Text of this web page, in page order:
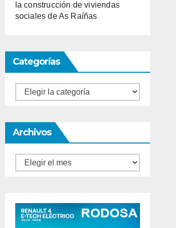
la construcción de viviendas
sociales de As Raíñas
Categorías
Categorías
Archivos
Archivos